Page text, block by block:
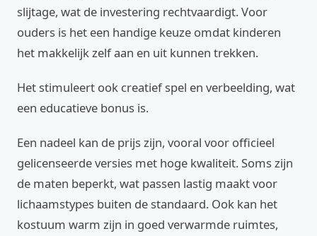
slijtage, wat de investering rechtvaardigt. Voor
ouders is het een handige keuze omdat kinderen
het makkelijk zelf aan en uit kunnen trekken.
Het stimuleert ook creatief spel en verbeelding, wat
een educatieve bonus is.
Een nadeel kan de prijs zijn, vooral voor officieel
gelicenseerde versies met hoge kwaliteit. Soms zijn
de maten beperkt, wat passen lastig maakt voor
lichaamstypes buiten de standaard. Ook kan het
kostuum warm zijn in goed verwarmde ruimtes,